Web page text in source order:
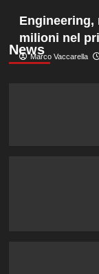
News
Engineering,
milioni nel
Marco Vaccarella